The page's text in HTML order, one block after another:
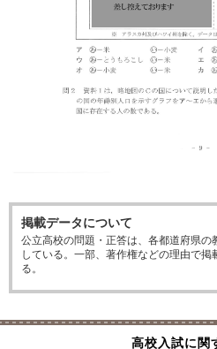
掲載データについて
公立高校の問題・正答は、各都道府県
している。一部、著作権などの理由で
る。
高校入試に関